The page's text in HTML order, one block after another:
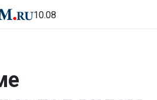
10.08